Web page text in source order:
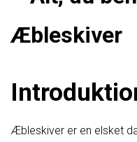
Æbleskiver
Æbleskiver er en elsket